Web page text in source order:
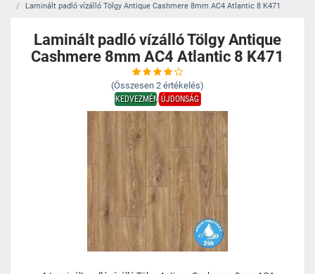
Laminált padló vízálló Tölgy Antique Cashmere 8mm AC4 Atlantic 8 K471
Laminált padló vízálló Tölgy Antique
Cashmere 8mm AC4 Atlantic 8 K471
(Összesen 2 értékelés)
KEDVEZMÉNYÚJDONSÁG